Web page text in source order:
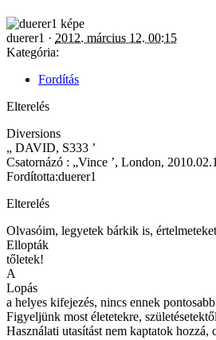
duerer1 · 2012. március 12. 00:15
Kategória:
Fordítás
Elterelés
Diversions
„ DAVID, S333 ’
Csatornázó : „Vince ’, London,
Fordította:duerer1
Elterelés
Olvasóim, legyetek bárkik is,
Ellopták
tőletek!
A
Lopás
a helyes kifejezés, nincs ennek
Figyeljünk most életetekre,
Használati utasítást nem kaptatok